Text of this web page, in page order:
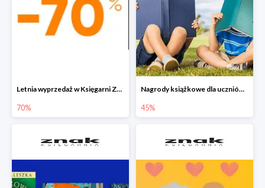
Letnia wyprzedaż w Księgarni Znak do -70%
70%
Nagrody książkowe dla uczniów na koniec roku szkolnego w Księgarni Znak do -45%
45%